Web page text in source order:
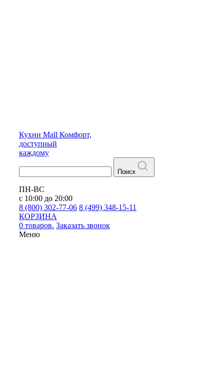
Кухни Mall Комфорт,
доступный
каждому
Поиск
ПН-ВС
с 10:00 до 20:00
8 (800) 302-77-06 8 (499) 348-15-11
КОРЗИНА
0 товаров. Заказать звонок
Меню